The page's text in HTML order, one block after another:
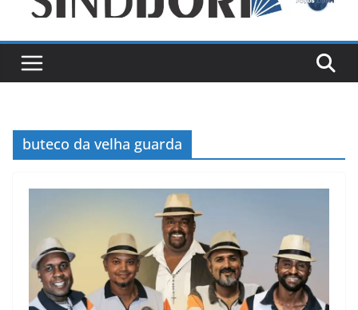
buteco da velha guarda